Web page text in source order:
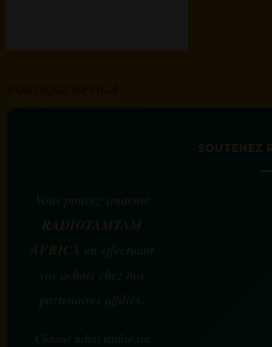
SOUTENEZ
Vous pouvez soutenir
RADIOTAMTAM
AFRICA en effectuant
vos achats chez nos
partenaires affiliés.
Chaque achat réalisé via